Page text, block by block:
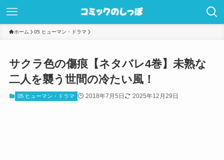
ホーム 05 ヒューマン・ドラマ
サクラ色の傷痕【ネタバレ4巻】未熟な
二人を襲う世間の冷たい風！
05 ヒューマン・ドラマ 2018年7月5日 2025年12月29日